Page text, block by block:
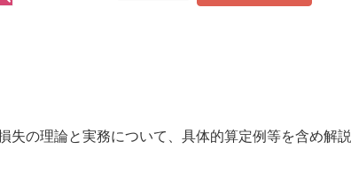
失の理論と実務について、具体的算定例等を含め解説